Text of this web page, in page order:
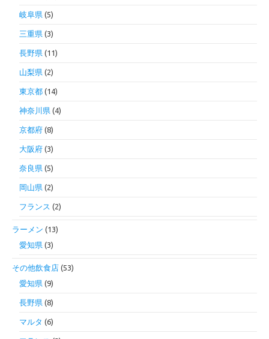
岐阜県 (5)
三重県 (3)
長野県 (11)
山梨県 (2)
東京都 (14)
神奈川県 (4)
京都府 (8)
大阪府 (3)
奈良県 (5)
岡山県 (2)
フランス (2)
ラーメン (13)
愛知県 (3)
その他飲食店 (53)
愛知県 (9)
長野県 (8)
マルタ (6)